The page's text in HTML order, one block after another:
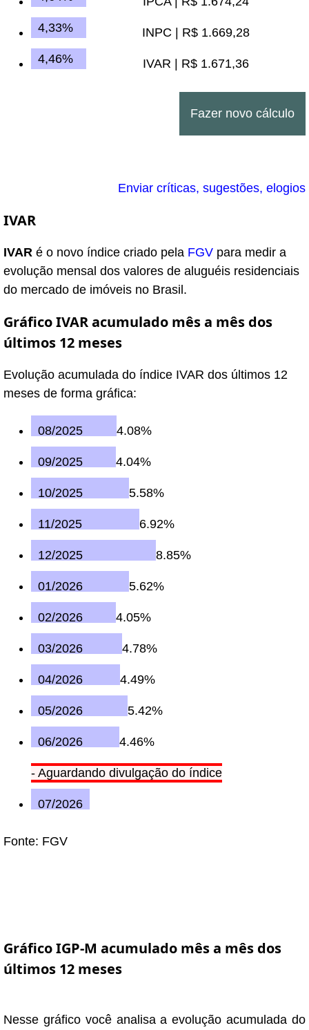
4,33%
INPC | R$ 1.669,28
4,46%
IVAR | R$ 1.671,36
Fazer novo cálculo
Enviar críticas, sugestões, elogios
IVAR
IVAR é o novo índice criado pela FGV para medir a
evolução mensal dos valores de aluguéis residenciais
do mercado de imóveis no Brasil.
Gráfico IVAR acumulado mês a mês dos
últimos 12 meses
Evolução acumulada do índice IVAR dos últimos 12
meses de forma gráfica:
08/2025 4.08%
09/2025 4.04%
10/2025 5.58%
11/2025 6.92%
12/2025 8.85%
01/2026 5.62%
02/2026 4.05%
03/2026 4.78%
04/2026 4.49%
05/2026 5.42%
06/2026 4.46%
- Aguardando divulgação do índice
07/2026
Fonte: FGV
Gráfico IGP-M acumulado mês a mês dos
últimos 12 meses
Nesse gráfico você analisa a evolução acumulada do